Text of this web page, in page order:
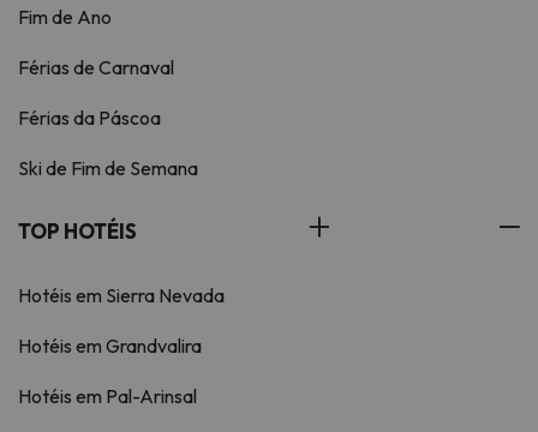
Fim de Ano
Férias de Carnaval
Férias da Páscoa
Ski de Fim de Semana
TOP HOTÉIS
Hotéis em Sierra Nevada
Hotéis em Grandvalira
Hotéis em Pal-Arinsal